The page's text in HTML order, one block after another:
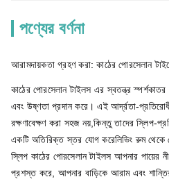
পণ্যের বর্ণনা
আরামদায়কতা গ্রহণ করা: কাঠের পোরসেলান
কাঠের পোরসেলান টাইলস এর স্বতন্ত্র
এবং উষ্ণতা প্রদান করে। এই আর্দ্রতা-
রক্ষণাবেক্ষণ করা সহজ নয়,কিন্তু তাদের স্লিপ-
একটি অতিরিক্ত স্তর যোগ করেলিভিং রুম থেকে
স্লিপ কাঠের পোরসেলান টাইলস আপনার পায়ের
প্রশস্ত করে, আপনার বাড়িকে আরাম এবং